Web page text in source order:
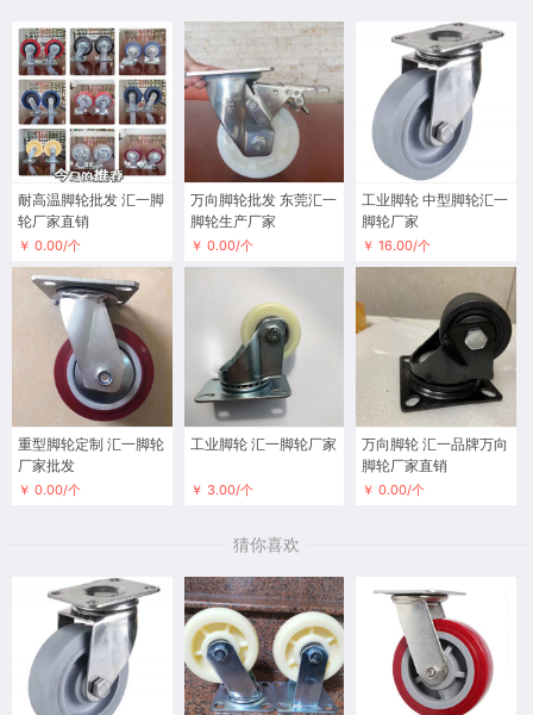
耐高温脚轮批发 汇一脚
轮厂家直销
￥ 0.00/个
万向脚轮批发 东莞汇一
脚轮生产厂家
￥ 0.00/个
工业脚轮 中型脚轮汇一
脚轮厂家
￥ 16.00/个
重型脚轮定制 汇一脚轮
厂家批发
￥ 0.00/个
工业脚轮 汇一脚轮厂家
￥ 3.00/个
万向脚轮 汇一品牌万向
脚轮厂家直销
￥ 0.00/个
猜你喜欢